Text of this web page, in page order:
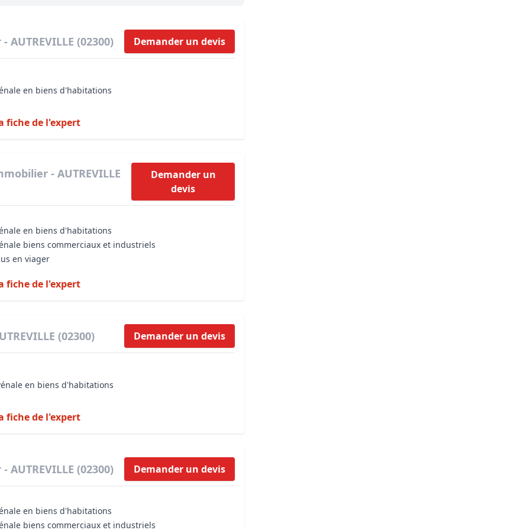
d’Urbanisme (PLU)
Développer et organiser l'activité de Syndic
Biens d’exception, belles demeures, châteaux et traits de côte
Expertise pré-achat
(02300) Demander un devis
en biens d'habitations
fiche de l'expert
- AUTREVILLE
Demander un
devis
en biens d'habitations
biens commerciaux et industriels
en viager
fiche de l'expert
(02300) Demander un devis
en biens d'habitations
fiche de l'expert
(02300) Demander un devis
en biens d'habitations
biens commerciaux et industriels